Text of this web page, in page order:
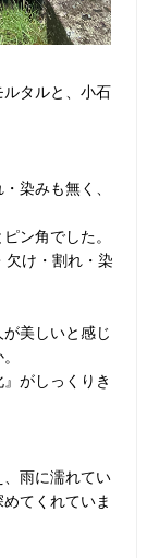
タルと、小石
染みも無く、
ン角でした。
欠け・割れ・染
美しいと感じ
がしっくりき
雨に濡れてい
てくれていま